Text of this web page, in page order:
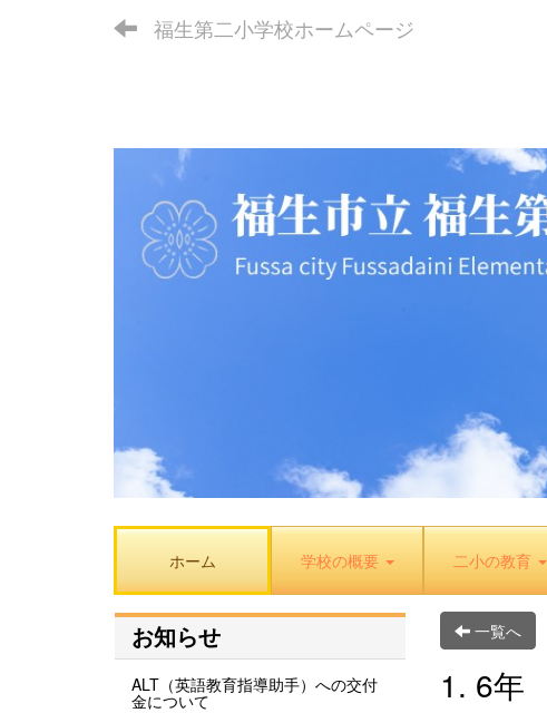
福生第二小学校ホームページ
ホーム 学校の概要 二小の教育
一覧へ
1. 6年
お知らせ
ALT（英語教育指導助手）への交付
金について